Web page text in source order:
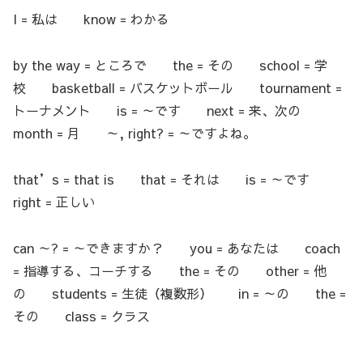
I = 私は know = わかる
by the way = ところで the = その school = 学
校 basketball = バスケットボール tournament =
トーナメント is = ～です next = 来、次の
month = 月 ～, right? = ～ですよね。
that’s = that is that = それは is = ～です
right = 正しい
can ～? = ～できますか？ you = あなたは coach
= 指導する、コーチする the = その other = 他
の students = 生徒（複数形） in = ～の the =
その class = クラス